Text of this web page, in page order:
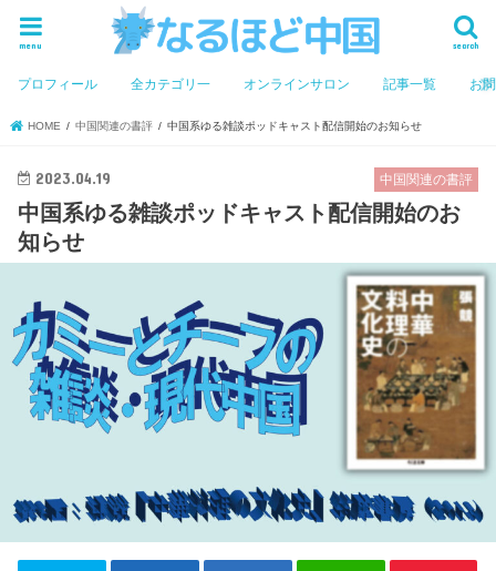
search
menu
プロフィール 全カテゴリ一 オンラインサロン 記事一覧 お
HOME 中国関連の書評 中国系ゆる雑談ポッドキャスト配信開始のお知らせ
中国関連の書評
2023.04.19
中国系ゆる雑談ポッドキャスト配信開始のお
知らせ